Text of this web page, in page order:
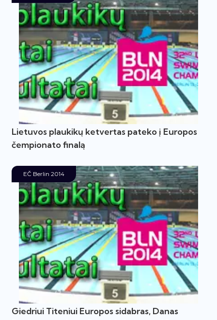
Lietuvos plaukikų ketvertas pateko į Europos
čempionato finalą
EČ Berlin 2014
Giedriui Titeniui Europos sidabras, Danas